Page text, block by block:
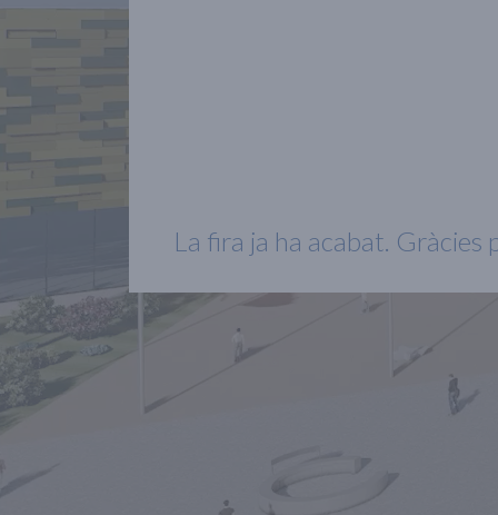
La fira ja ha acabat.